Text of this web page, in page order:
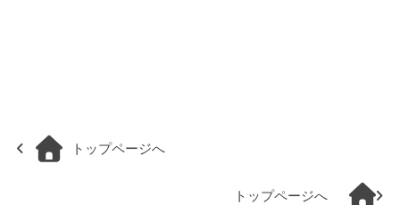
トップページへ
トップページへ